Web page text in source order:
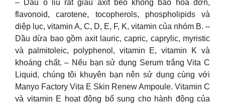
– Dầu ô liu rất giàu axit béo không bão hòa đơn,
flavonoid, carotene, tocopherols, phospholipids và
diệp lục, vitamin A, C, D, E, F, K, vitamin của nhóm B. –
Dầu dừa bao gồm axit lauric, capric, caprylic, myristic
và palmitoleic, polyphenol, vitamin E, vitamin K và
khoáng chất. – Nếu bạn sử dụng Serum trắng Vita C
Liquid, chúng tôi khuyên bạn nên sử dụng cùng với
Manyo Factory Vita E Skin Renew Ampoule. Vitamin C
và vitamin E hoạt động bổ sung cho hành động của